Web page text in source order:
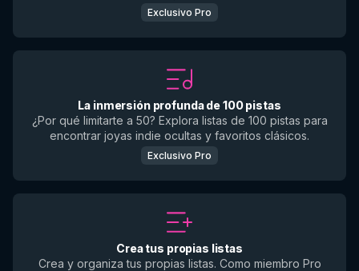
Exclusivo Pro
La inmersión profunda de 100 pistas
¿Por qué limitarte a 50? Explora listas de 100 pistas para
encontrar joyas indie ocultas y favoritos clásicos.
Exclusivo Pro
Crea tus propias listas
Crea y organiza tus propias listas. Como miembro Pro